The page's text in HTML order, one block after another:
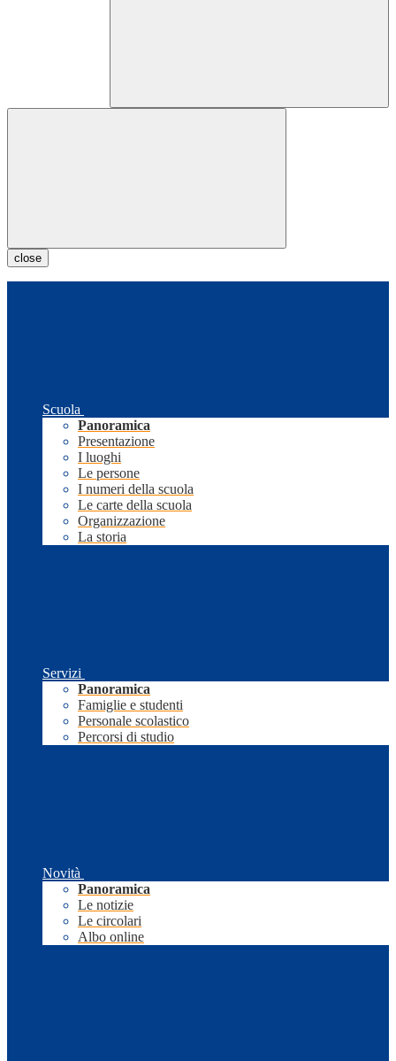
close
Scuola
Panoramica
Presentazione
I luoghi
Le persone
I numeri della scuola
Le carte della scuola
Organizzazione
La storia
Servizi
Panoramica
Famiglie e studenti
Personale scolastico
Percorsi di studio
Novità
Panoramica
Le notizie
Le circolari
Albo online